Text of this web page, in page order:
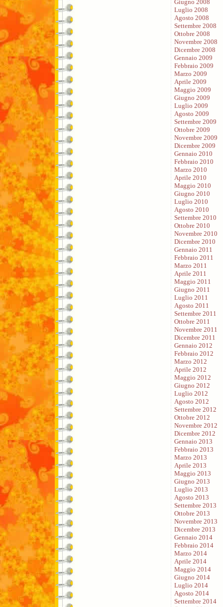
Giugno 2008
Luglio 2008
Agosto 2008
Settembre 2008
Ottobre 2008
Novembre 2008
Dicembre 2008
Gennaio 2009
Febbraio 2009
Marzo 2009
Aprile 2009
Maggio 2009
Giugno 2009
Luglio 2009
Agosto 2009
Settembre 2009
Ottobre 2009
Novembre 2009
Dicembre 2009
Gennaio 2010
Febbraio 2010
Marzo 2010
Aprile 2010
Maggio 2010
Giugno 2010
Luglio 2010
Agosto 2010
Settembre 2010
Ottobre 2010
Novembre 2010
Dicembre 2010
Gennaio 2011
Febbraio 2011
Marzo 2011
Aprile 2011
Maggio 2011
Giugno 2011
Luglio 2011
Agosto 2011
Settembre 2011
Ottobre 2011
Novembre 2011
Dicembre 2011
Gennaio 2012
Febbraio 2012
Marzo 2012
Aprile 2012
Maggio 2012
Giugno 2012
Luglio 2012
Agosto 2012
Settembre 2012
Ottobre 2012
Novembre 2012
Dicembre 2012
Gennaio 2013
Febbraio 2013
Marzo 2013
Aprile 2013
Maggio 2013
Giugno 2013
Luglio 2013
Agosto 2013
Settembre 2013
Ottobre 2013
Novembre 2013
Dicembre 2013
Gennaio 2014
Febbraio 2014
Marzo 2014
Aprile 2014
Maggio 2014
Giugno 2014
Luglio 2014
Agosto 2014
Settembre 2014